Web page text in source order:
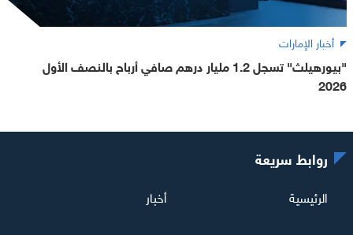
أخبار الإمارات
"بيورهيلث" تسجل 1.2 مليار درهم صافي أرباح بالنصف الأول
2026
روابط سريعة
الرئيسية أخبار